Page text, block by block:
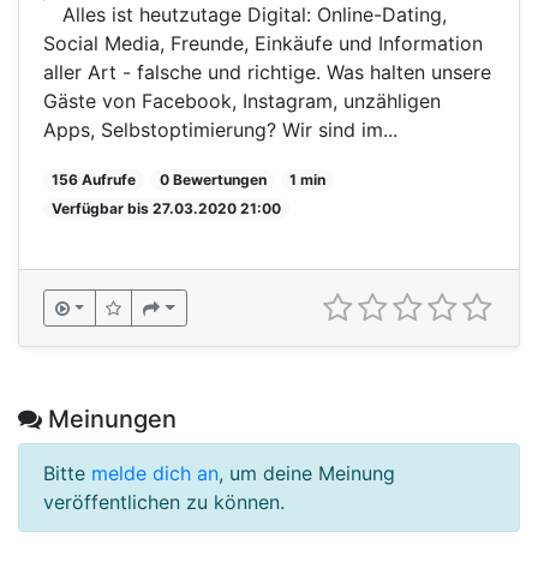
Alles ist heutzutage Digital: Online-Dating,
Social Media, Freunde, Einkäufe und Information
aller Art - falsche und richtige. Was halten unsere
Gäste von Facebook, Instagram, unzähligen
Apps, Selbstoptimierung? Wir sind im...
156 Aufrufe 0 Bewertungen
1 min
Verfügbar bis 27.03.2020 21:00
Meinungen
Bitte melde dich an, um deine Meinung
veröffentlichen zu können.